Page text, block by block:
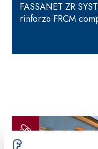
FASSANET ZR
rinforzo FRCM
fibrorinforzata